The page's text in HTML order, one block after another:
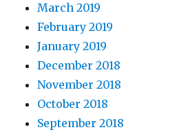
March 2019
February 2019
January 2019
December 2018
November 2018
October 2018
September 2018